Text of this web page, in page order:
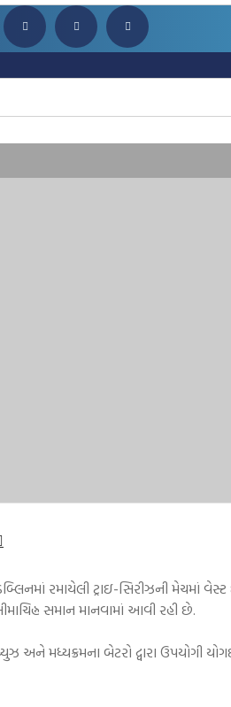
રમાયેલી ટ્રાઇ-સિરીઝની મેચમાં
સમાન માનવામાં આવી રહી છે.
મધ્યક્રમના બેટરો દ્વારા ઉપયોગી